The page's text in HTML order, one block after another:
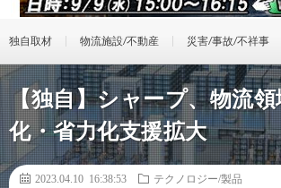
独自取材 物流施設/不動産 災害/事故/不祥事
【独自】シャープ、物流
化・省力化支援拡大
2023.04.10 16:38:53
テクノロジー/製品